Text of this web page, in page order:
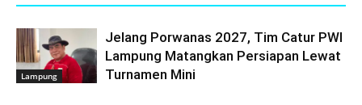
Lampung
Jelang Porwanas 2027, Tim Catur PWI
Lampung Matangkan Persiapan Lewat
Turnamen Mini